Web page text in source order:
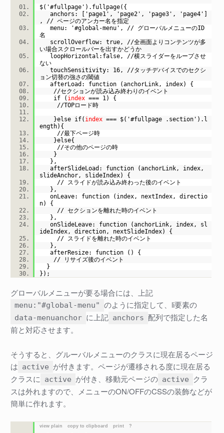
$('#fullpage').fullpage({
anchors: ['page1', 'page2', 'page3', 'page4']
, // ページのアンカー名を指定
menu: '#global-menu', // グローバルメニューのID
名
scrollOverflow: true, //全画面よりコンテンツが多
い場合スクロールバーを出すかどうか
loopHorizontal:false, //横スライダーをループさせ
ない
touchSensitivity: 16, //タッチデバイスでのセクシ
ョン切替の強さの閾値
afterLoad: function (anchorLink, index) {
//セクションが読み込み終わりのイベント
if ( index=== 1) {
//TOPロード時
}else if( index=== $('#fullpage .section').l
ength){
//最下ページ時
}else{
//その他のページの時
}
},
afterSlideLoad: function (anchorLink, index,
slideAnchor, slideIndex) {
// スライドが読み込み終わった後のイベント
},
onLeave: function (index, nextIndex, directio
n) {
// セクションを離れた時のイベント
},
onSlideLeave: function (anchorLink, index, sl
ideIndex, direction, nextSlideIndex) {
// スライドを離れた時のイベント
},
afterResize: function () {
// リサイズ後のイベント
}
});
グローバルメニューが要る場合には、上記
menu:"#global-menu" のように指定して、li要素の
data-menuanchor に上記 anchors 配列で指定した名
前と対応させます。
そうすると、グルーバルメニューのクラスに現在居るページ
は active が付きます。ページが遷移される度に現在居る
クラスに
active が付き、移動元ページの active
クラ
スは外れますので、メニューのON/OFFのCSSの装飾などが
簡単に作れます。
view plain copy to clipboard print ?